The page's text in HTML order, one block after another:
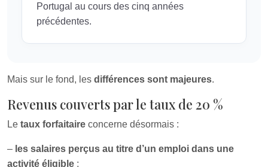
Portugal au cours des cinq années
précédentes.
Mais sur le fond, les différences sont majeures.
Revenus couverts par le taux de 20 %
Le taux forfaitaire concerne désormais :
– les salaires perçus au titre d’un emploi dans une
activité éligible ;